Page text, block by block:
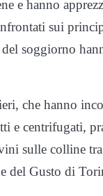
e hanno
sui
soggiorno
che hanno
e centrifugati,
sulle colline
del Gusto di